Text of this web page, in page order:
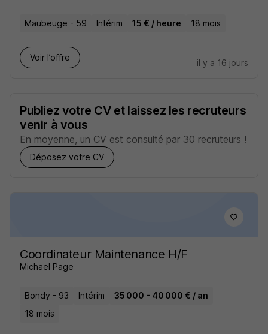
Maubeuge - 59 Intérim 15 € / heure 18 mois
Voir l’offre
il y a 16 jours
Publiez votre CV et laissez les recruteurs
venir à vous
En moyenne, un CV est consulté par 30 recruteurs !
Déposez votre CV
Coordinateur Maintenance H/F
Michael Page
Bondy - 93 Intérim
35 000 - 40 000 € / an
18 mois